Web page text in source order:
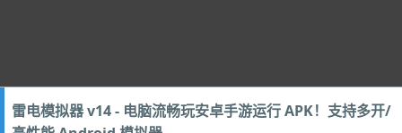
雷电模拟器 v14 - 电脑流畅玩安卓手游运行 APK！支持多开/